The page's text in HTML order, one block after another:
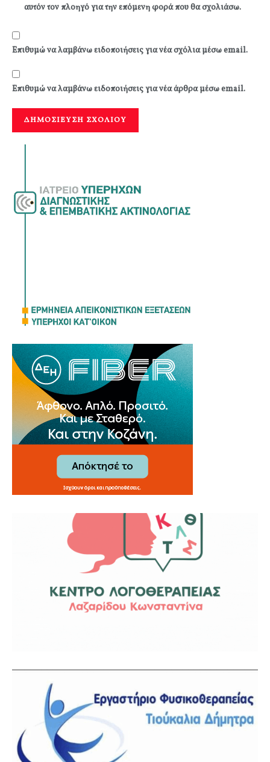
αυτόν τον πλοηγό για την επόμενη φορά που θα σχολιάσω.
Επιθυμώ να λαμβάνω ειδοποιήσεις για νέα σχόλια μέσω email.
Επιθυμώ να λαμβάνω ειδοποιήσεις για νέα άρθρα μέσω email.